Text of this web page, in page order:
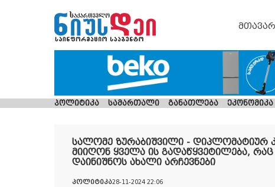
პოლიტიკა სამართალი განათლება ეკონომიკა
სალომე ზურაბიშვილი - დიპლომატიურ
მიიღონ ყველა ის გადაწყვეტილება, რაც
დაინიშნოს ახალი არჩევნები
პოლიტიკა28-11-2024 22:06